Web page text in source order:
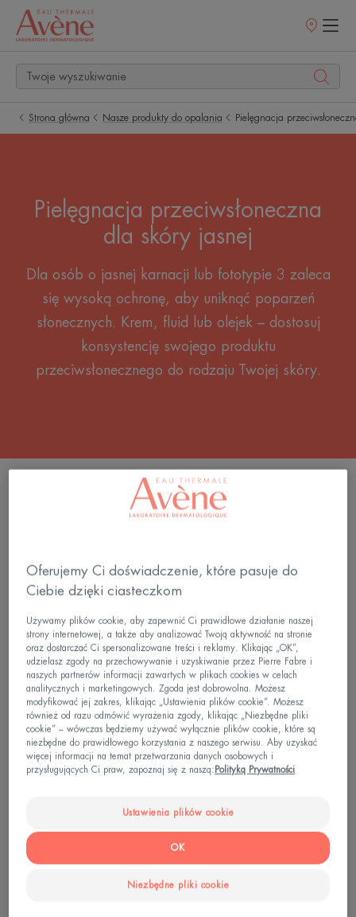
Punkty
Strona główna Nasze produkty do opalania Pielęgnacja
Pielęgnacja przeciwsłoneczna
dla skóry jasnej
Dla osób o jasnej karnacji lub fototypie 3 zaleca
się wysoką ochronę, aby uniknąć poparzeń
słonecznych. Krem, fluid lub olejek – dostosuj
konsystencję swojego produktu
przeciwsłonecznego do rodzaju Twojej skóry.
6 wyniki "Pielęgnacja przeciwsłoneczna dla
Przeciwsłoneczna
Podkład
SPF
50
Pielęgnacja
przeciwsłoneczna – skóra
nietolerancyjna
Wysoka Ochrona
Przeciwsłoneczna Podkład
SPF50
Pielęgnacja
przeciwsłoneczna – skóra
wrażliwa
ULTRA STICK SPF50
przeciwsłoneczna
Spray
Oferujemy Ci doświadczenie, które pasuje do
Ciebie dzięki ciasteczkom
Używamy plików cookie, aby zapewnić Ci prawidłowe działanie naszej
strony internetowej, a także aby analizować Twoją aktywność na stronie
oraz dostarczać Ci spersonalizowane treści i reklamy. Klikając „OK”,
udzielasz zgody na przechowywanie i uzyskiwanie przez Pierre Fabre i
naszych partnerów informacji zawartych w plikach cookies w celach
analitycznych i marketingowych. Zgoda jest dobrowolna. Możesz
modyfikować jej zakres, klikając „Ustawienia plików cookie”. Możesz
również od razu odmówić wyrażenia zgody, klikając „Niezbędne pliki
cookie” – wówczas będziemy używać wyłącznie plików cookie, które są
niezbędne do prawidłowego korzystania z naszego serwisu. Aby uzyskać
więcej informacji na temat przetwarzania danych osobowych i
przysługujących Ci praw, zapoznaj się z naszą: Polityką Prywatności
Ustawienia plików cookie
Niezbędne pliki cookie
OK